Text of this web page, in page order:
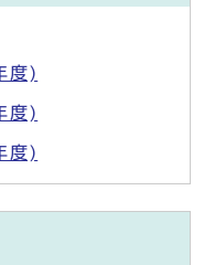
度)
度)
度)